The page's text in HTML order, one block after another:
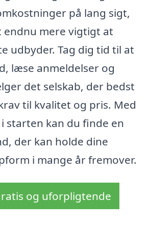
på lang sigt,
endnu mere vigtigt at
udbyder. Tag dig tid til at
læse anmeldelser og
det selskab, der bedst
til kvalitet og pris. Med
starten kan du finde en
der kan holde dine
i mange år fremover.
og uforpligtende